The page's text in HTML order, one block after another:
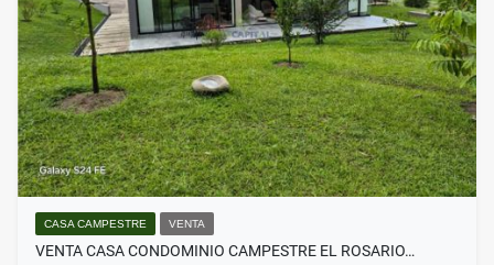
CASA CAMPESTRE VENTA
VENTA CASA CONDOMINIO CAMPESTRE EL ROSARIO…